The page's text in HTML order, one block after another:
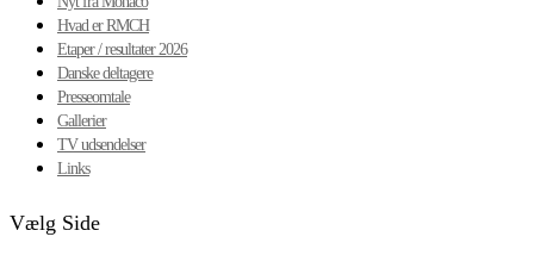
Hvad er RMCH
Etaper / resultater 2026
Danske deltagere
Presseomtale
Gallerier
TV udsendelser
Links
Vælg Side